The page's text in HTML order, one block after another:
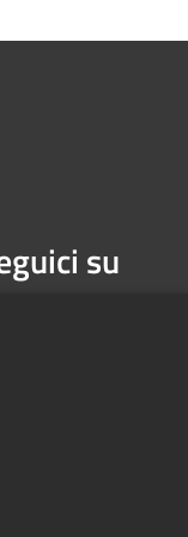
su
Metropolitana di